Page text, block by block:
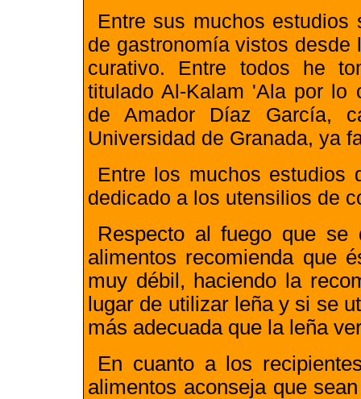
Entre sus muchos
de gastronomía vistos desde
curativo. Entre todos he
titulado Al-Kalam 'Ala por lo
de Amador Díaz García,
Universidad de Granada, ya
Entre los muchos estudios
dedicado a los utensilios de
Respecto al fuego que
alimentos recomienda que
muy débil, haciendo la
lugar de utilizar leña y si se
más adecuada que la leña
En cuanto a los
alimentos aconseja que